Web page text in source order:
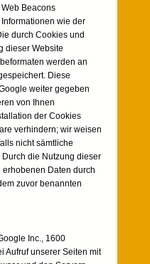
Beacons
wie der
durch Cookies und
dieser Website
werden an
Diese
weiter gegeben
von Ihnen
der Cookies
verhindern; wir weisen
nicht sämtliche
die Nutzung dieser
Daten durch
zuvor benannten
Inc., 1600
Aufruf unserer Seiten mit